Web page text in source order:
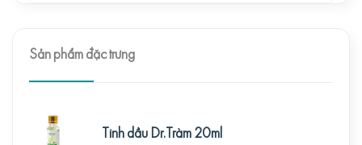
Sản phẩm đặc trưng
Tinh dầu Dr.Tràm 20ml